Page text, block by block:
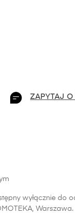
ZAPYTAJ O
wyłącznie do
Warszawa.